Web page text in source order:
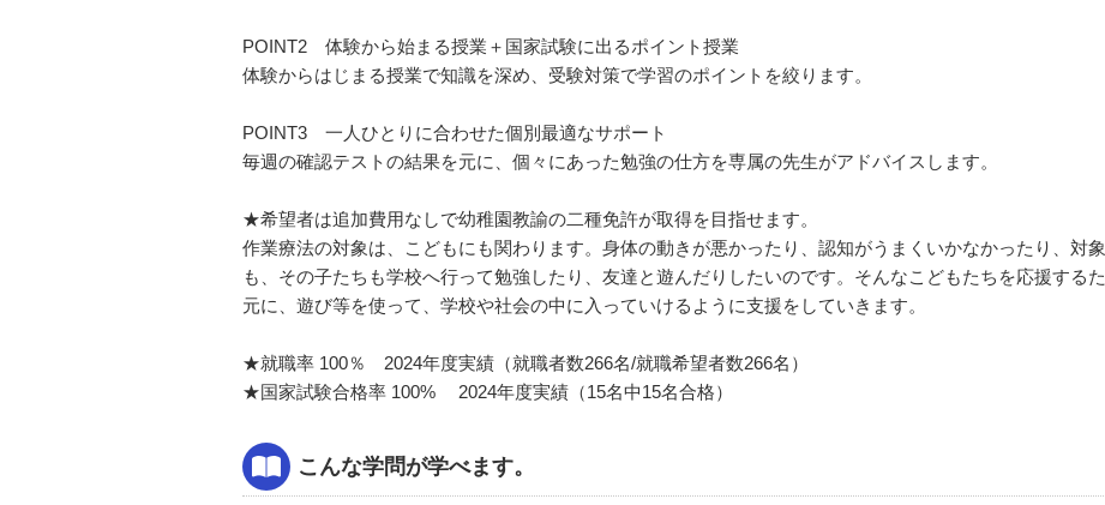
POINT2 体験から始まる授業＋国家試験に出るポイント授業
体験からはじまる授業で知識を深め、受験対策で学習のポイントを絞ります。
POINT3 ⼀⼈ひとりに合わせた個別最適なサポート
毎週の確認テストの結果を元に、個々にあった勉強の仕方を専属の先生がアドバイスします。
★希望者は追加費用なしで幼稚園教諭の二種免許が取得を目指せます。
作業療法の対象は、こどもにも関わります。⾝体の動きが悪かったり、認知がうまくいかなかったり、対
も、その⼦たちも学校へ⾏って勉強したり、友達と遊んだりしたいのです。そんなこどもたちを応援する
元に、遊び等を使って、学校や社会の中に⼊っていけるように⽀援をしていきます。
★就職率 100％ 2024年度実績（就職者数266名/就職希望者数266名）
★国家試験合格率 100% 2024年度実績（15名中15名合格）
こんな学問が学べます。